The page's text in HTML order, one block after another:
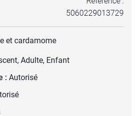
5060229013729
et cardamome
Adulte, Enfant
: Autorisé